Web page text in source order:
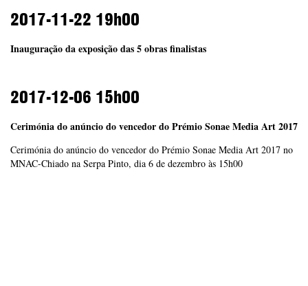
2017-11-22 19h00
Inauguração da exposição das 5 obras finalistas
2017-12-06 15h00
Cerimónia do anúncio do vencedor do Prémio Sonae Media Art 2017
Cerimónia do anúncio do vencedor do Prémio Sonae Media Art 2017 no
MNAC-Chiado na Serpa Pinto, dia 6 de dezembro às 15h00